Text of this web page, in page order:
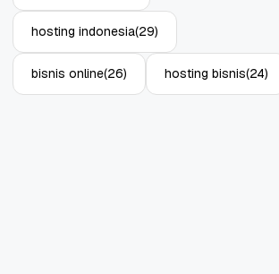
hosting indonesia(29)
bisnis online(26) hosting bisnis(24)